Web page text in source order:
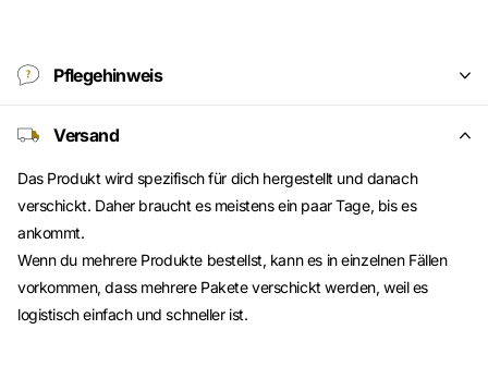
Pflegehinweis
Versand
Das Produkt wird spezifisch für dich hergestellt und danach
verschickt. Daher braucht es meistens ein paar Tage, bis es
ankommt.
Wenn du mehrere Produkte bestellst, kann es in einzelnen Fällen
vorkommen, dass mehrere Pakete verschickt werden, weil es
logistisch einfach und schneller ist.